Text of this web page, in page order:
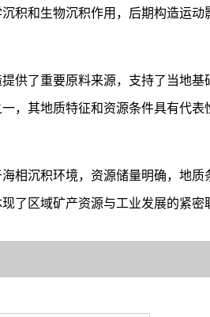
积和生物沉积作用，后期构造运动
供了重要原料来源，支持了当地基
，其地质特征和资源条件具有代表
相沉积环境，资源储量明确，地质
了区域矿产资源与工业发展的紧密